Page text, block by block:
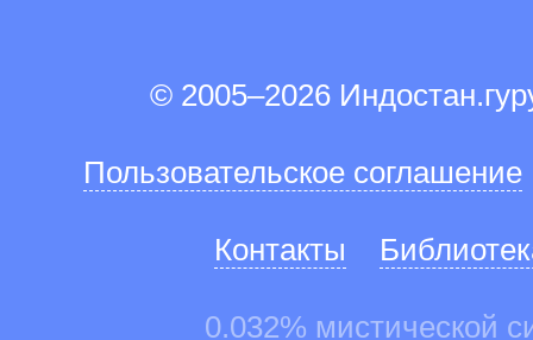
© 2005–2026
Пользовательское соглашение
Контакты
0.032% мистической